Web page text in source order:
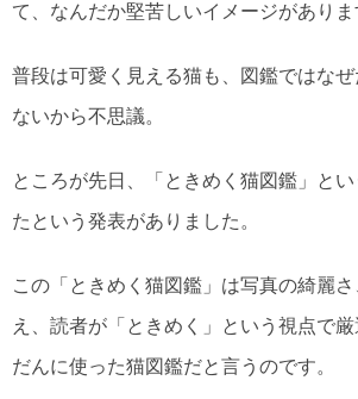
て、なんだか堅苦しいイメージがありま
普段は可愛く見える猫も、図鑑ではなぜ
ないから不思議。
ところが先日、「ときめく猫図鑑」と
たという発表がありました。
この「ときめく猫図鑑」は写真の綺麗
え、読者が「ときめく」という視点で
だんに使った猫図鑑だと言うのです。